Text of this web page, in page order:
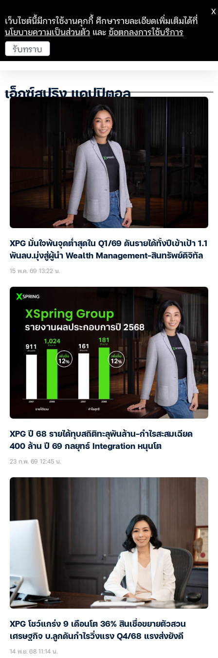
เอ็กซ์สปริง แคปปิตอล
XPG มั่นใจพ้นจุดต่ำสุดใน Q1/69 ดันรายได้ทั้งปีเข้าเป้า 1.1
พันลบ.มุ่งสู่ผู้นำ Wealth Management-สินทรัพย์ดิจิทัล
15 พ.ค. 69 13:22 น.
XPG ปี 68 รายได้ทุบสถิติทะลุพันล้าน-กำไรสะสมเฉียด
400 ล้าน ปี 69 กลยุทธ์ Integration หนุนโต
23 ก.พ. 69 12:45 น.
XPG โชว์แกร่ง 9 เดือนโต 36% สินเชื่อขยายตัวสวน
เศรษฐกิจ บ.ลูกดันกำไรวิ่งแรง Q4/68 แรงส่งยังดี
14 พ.ย. 68 11:14 น.
เว็บไซต์นี้มีการใช้งานคุกกี้ ศึกษารายละเอียดเพิ่มเติมได้ที่
นโยบายความเป็นส่วนตัว และข้อตกลงการใช้บริการ
รับทราบ
X